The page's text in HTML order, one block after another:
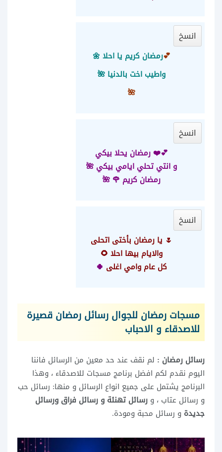
انسخ
💕رمضان كريم يا احلا 🌼
واطيب اخت بالدنيا 🌺
🌺
انسخ
💕❤️ رمضان يحلا بيكي
و انتي تحلي ايامي بيكي 🌺
رمضان كريم 🌹 🌺
انسخ
🌷 يا رمضان بأختى اتحلى
والايام بيها احلا 🌻
كل عام وامي اغلى 🍀
مسجات رمضان للجوال رسائل رمضان قصيرة
للاصدقاء و الاحباب
رسائل رمضان : لم نقف عند حد معين من الرسائل فاننا
اليوم نقدم لكم افضل برنامج مسجات للاصدقاء ، وهذا
البرنامج يشتمل على جميع انواع الرسائل و منها: رسائل حب
و رسائل عتاب ، و رسائل تهنئة و رسائل فراق ورسائل
جديدة و رسائل محبة ومودة.